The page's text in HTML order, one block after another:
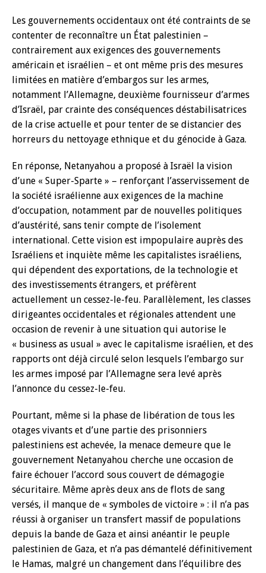
Les gouvernements occidentaux ont été contraints de se
contenter de reconnaître un État palestinien –
contrairement aux exigences des gouvernements
américain et israélien – et ont même pris des mesures
limitées en matière d’embargos sur les armes,
notamment l’Allemagne, deuxième fournisseur d’armes
d’Israël, par crainte des conséquences déstabilisatrices
de la crise actuelle et pour tenter de se distancier des
horreurs du nettoyage ethnique et du génocide à Gaza.
En réponse, Netanyahou a proposé à Israël la vision
d’une « Super-Sparte » – renforçant l’asservissement de
la société israélienne aux exigences de la machine
d’occupation, notamment par de nouvelles politiques
d’austérité, sans tenir compte de l’isolement
international. Cette vision est impopulaire auprès des
Israéliens et inquiète même les capitalistes israéliens,
qui dépendent des exportations, de la technologie et
des investissements étrangers, et préfèrent
actuellement un cessez-le-feu. Parallèlement, les classes
dirigeantes occidentales et régionales attendent une
occasion de revenir à une situation qui autorise le
« business as usual » avec le capitalisme israélien, et des
rapports ont déjà circulé selon lesquels l’embargo sur
les armes imposé par l’Allemagne sera levé après
l’annonce du cessez-le-feu.
Pourtant, même si la phase de libération de tous les
otages vivants et d’une partie des prisonniers
palestiniens est achevée, la menace demeure que le
gouvernement Netanyahou cherche une occasion de
faire échouer l’accord sous couvert de démagogie
sécuritaire. Même après deux ans de flots de sang
versés, il manque de « symboles de victoire » : il n’a pas
réussi à organiser un transfert massif de populations
depuis la bande de Gaza et ainsi anéantir le peuple
palestinien de Gaza, et n’a pas démantelé définitivement
le Hamas, malgré un changement dans l’équilibre des